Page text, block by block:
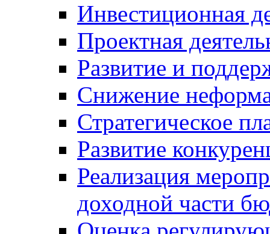
Инвестиционная
Проектная
Развитие и
Снижение
Стратегическое
Развитие
Реализация
доходной части